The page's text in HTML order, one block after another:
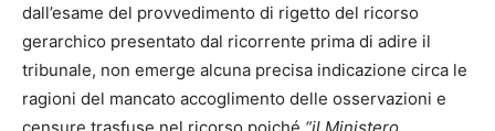
dall’esame del provvedimento di rigetto del ricorso
gerarchico presentato dal ricorrente prima di adire il
tribunale, non emerge alcuna precisa indicazione circa le
ragioni del mancato accoglimento delle osservazioni e
censure trasfuse nel ricorso poiché “il Ministero